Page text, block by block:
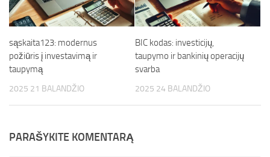
sąskaita123: modernus
požiūris į investavimą ir
taupymą
2025 21 BALANDŽIO
BIC kodas: investicijų,
taupymo ir bankinių operacijų
svarba
2025 24 BALANDŽIO
PARAŠYKITE KOMENTARĄ